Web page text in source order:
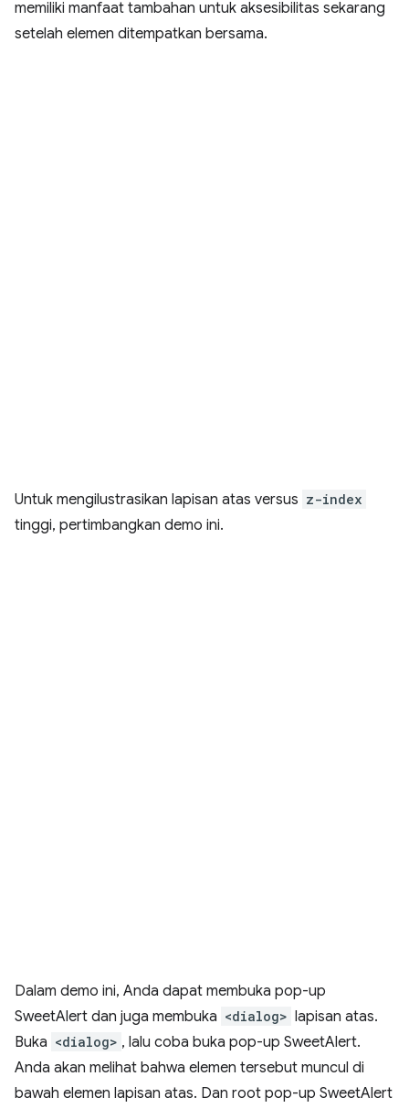
memiliki manfaat tambahan untuk aksesibilitas sekarang
setelah elemen ditempatkan bersama.
Untuk mengilustrasikan lapisan atas versus z-index
tinggi, pertimbangkan demo ini.
Dalam demo ini, Anda dapat membuka pop-up
SweetAlert dan juga membuka <dialog> lapisan atas.
Buka <dialog> , lalu coba buka pop-up SweetAlert.
Anda akan melihat bahwa elemen tersebut muncul di
bawah elemen lapisan atas. Dan root pop-up SweetAlert